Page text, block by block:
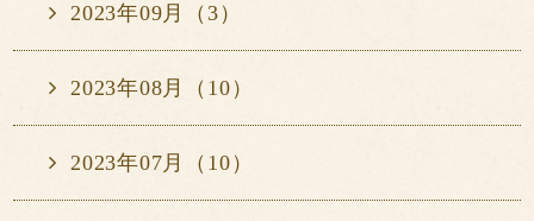
2023年09月（3）
2023年08月（10）
2023年07月（10）